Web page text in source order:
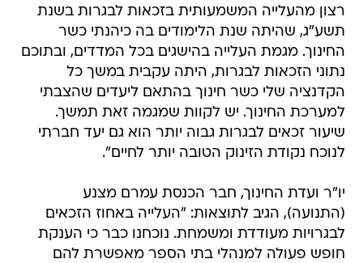
רצון מהעלייה המשמעותית בזכאות לבגרות בשנת
תשע"ג, שהיתה שנת הלימודים בה כיהנתי כשר
החינוך. מגמת העלייה בהישגים בכל המדדים, ובתוכם
נתוני הזכאות לבגרות, היתה עקבית במשך כל
הקדנציה שלי כשר חינוך בהתאם ליעדים שהצבתי
למערכת החינוך. יש לקוות שמגמה זאת תמשך.
שיעור זכאים לבגרות גבוה יותר הוא גם יעד חברתי
לנוכח נקודת הזינוק הטובה יותר לחיים".
יו"ר ועדת החינוך, חבר הכנסת עמרם מצנע
(התנועה), הגיב לתוצאות: "העלייה באחוז הזכאים
לבגרויות מעודדת ומשמחת. נוכחנו כבר כי הענקת
חופש פעולה למנהלי בתי הספר מאפשרת להם